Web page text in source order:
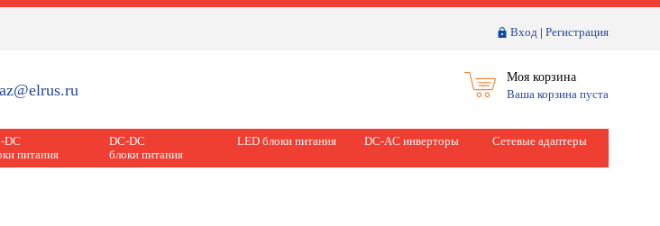
Вход | Регистрация
Моя корзина
Ваша корзина пуста
DC
питания
DC-DC
блоки питания
LED блоки питания DC-AC инверторы Сетевые адаптеры